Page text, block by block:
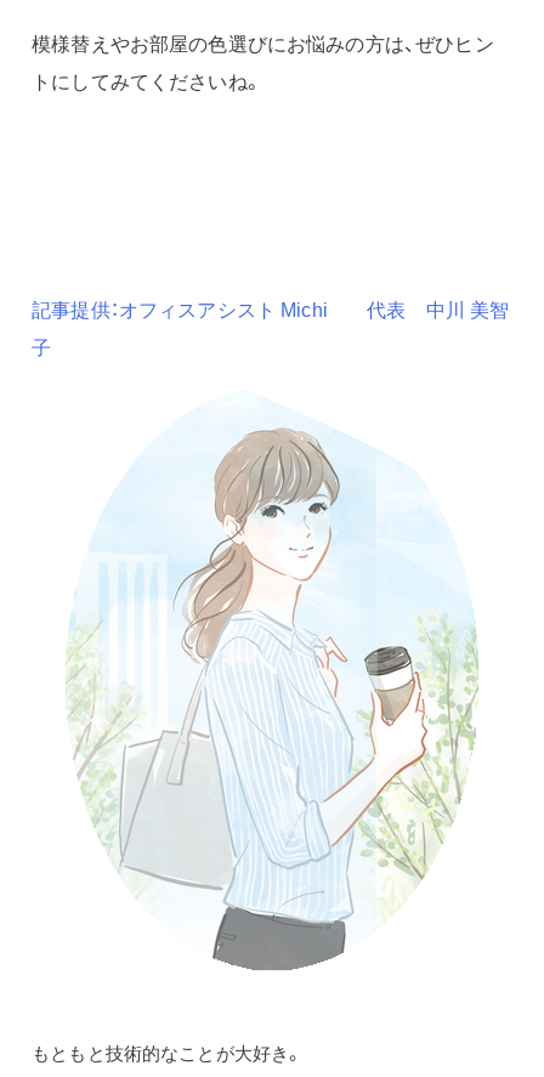
模様替えやお部屋の色選びにお悩みの方は、ぜひヒン
トにしてみてくださいね。
記事提供：オフィスアシスト Michi 代表 中川 美智
子
もともと技術的なことが大好き。